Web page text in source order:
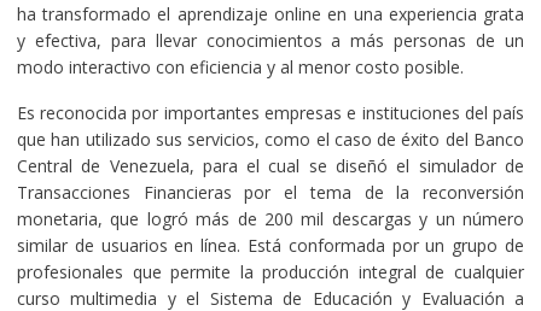
ha transformado el aprendizaje online en una experiencia grata
y efectiva, para llevar conocimientos a más personas de un
modo interactivo con eficiencia y al menor costo posible.
Es reconocida por importantes empresas e instituciones del país
que han utilizado sus servicios, como el caso de éxito del Banco
Central de Venezuela, para el cual se diseñó el simulador de
Transacciones Financieras por el tema de la reconversión
monetaria, que logró más de 200 mil descargas y un número
similar de usuarios en línea. Está conformada por un grupo de
profesionales que permite la producción integral de cualquier
curso multimedia y el Sistema de Educación y Evaluación a